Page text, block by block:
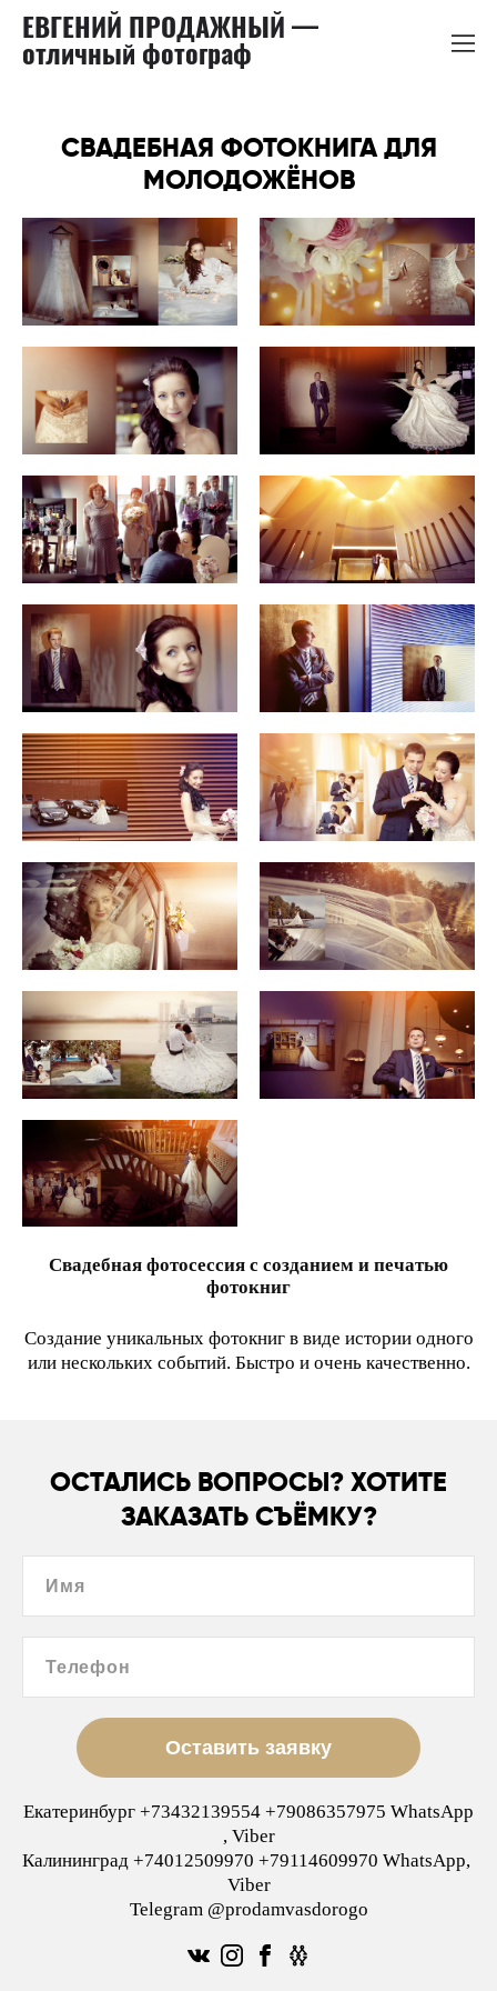
ЕВГЕНИЙ ПРОДАЖНЫЙ —
отличный фотограф
СВАДЕБНАЯ ФОТОКНИГА ДЛЯ
МОЛОДОЖЁНОВ
Свадебная фотосессия с созданием и печатью
фотокниг
Создание уникальных фотокниг в виде истории одного
или нескольких событий. Быстро и очень качественно.
ОСТАЛИСЬ ВОПРОСЫ? ХОТИТЕ
ЗАКАЗАТЬ СЪЁМКУ?
Имя
Телефон
Оставить заявку
Екатеринбург +73432139554 +79086357975 WhatsApp
, Viber
Калининград +74012509970 +79114609970 WhatsApp,
Viber
Telegram @prodamvasdorogo